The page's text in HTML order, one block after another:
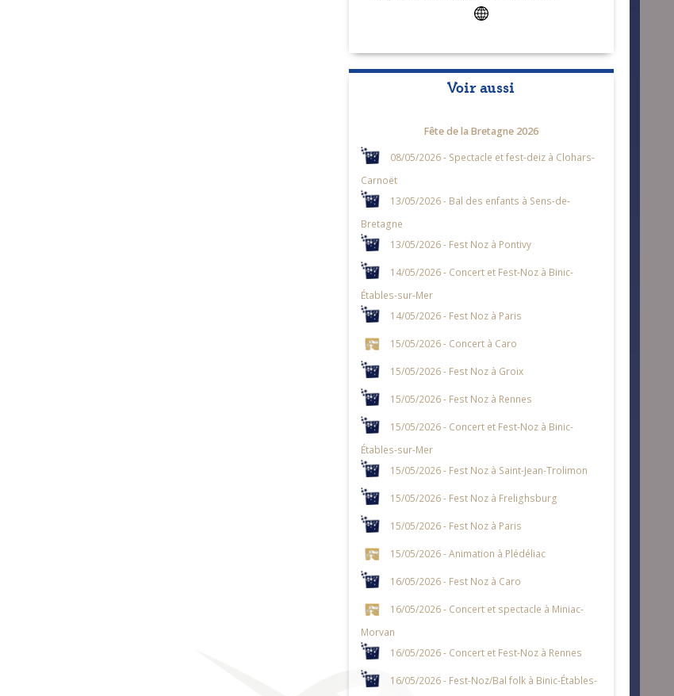
Voir aussi
Fête de la Bretagne 2026
08/05/2026 - Spectacle et fest-deiz à Clohars-
Carnoët
13/05/2026 - Bal des enfants à Sens-de-
Bretagne
13/05/2026 - Fest Noz à Pontivy
14/05/2026 - Concert et Fest-Noz à Binic-
Étables-sur-Mer
14/05/2026 - Fest Noz à Paris
15/05/2026 - Concert à Caro
15/05/2026 - Fest Noz à Groix
15/05/2026 - Fest Noz à Rennes
15/05/2026 - Concert et Fest-Noz à Binic-
Étables-sur-Mer
15/05/2026 - Fest Noz à Saint-Jean-Trolimon
15/05/2026 - Fest Noz à Frelighsburg
15/05/2026 - Fest Noz à Paris
15/05/2026 - Animation à Plédéliac
16/05/2026 - Fest Noz à Caro
16/05/2026 - Concert et spectacle à Miniac-
Morvan
16/05/2026 - Concert et Fest-Noz à Rennes
16/05/2026 - Fest-Noz/Bal folk à Binic-Étables-